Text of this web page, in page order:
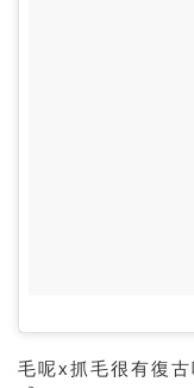
毛呢x抓毛很有復